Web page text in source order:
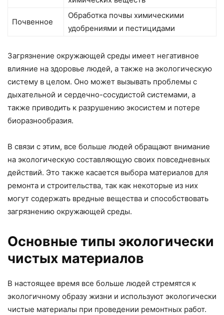
Почвенное
Обработка почвы химическими
удобрениями и пестицидами
Загрязнение окружающей среды имеет негативное
влияние на здоровье людей, а также на экологическую
систему в целом. Оно может вызывать проблемы с
дыхательной и сердечно-сосудистой системами, а
также приводить к разрушению экосистем и потере
биоразнообразия.
В связи с этим, все больше людей обращают внимание
на экологическую составляющую своих повседневных
действий. Это также касается выбора материалов для
ремонта и строительства, так как некоторые из них
могут содержать вредные вещества и способствовать
загрязнению окружающей среды.
Основные типы экологически
чистых материалов
В настоящее время все больше людей стремятся к
экологичному образу жизни и используют экологически
чистые материалы при проведении ремонтных работ.